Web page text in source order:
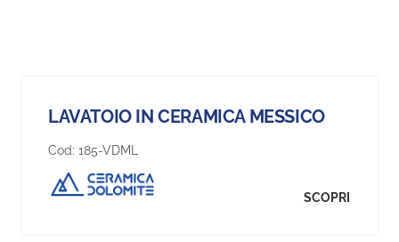
LAVATOIO IN CERAMICA MESSICO
Cod: 185-VDML
SCOPRI